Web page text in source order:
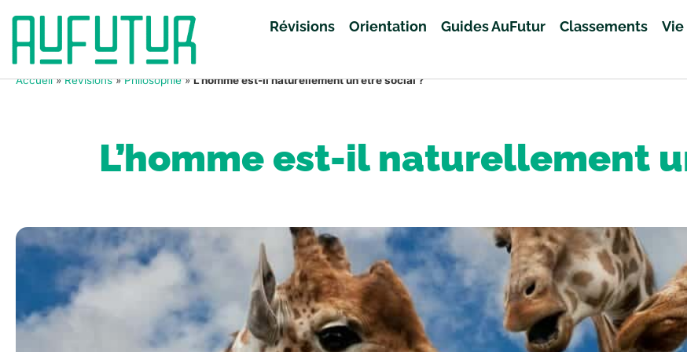
Révisions Orientation Guides AuFutur Classements
Accueil»Révisions»Philosophie»L’homme est-il naturellement un être social ?
L’homme est-il naturellement